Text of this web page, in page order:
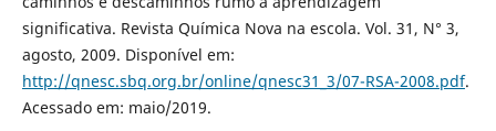
significativa. Revista Química Nova na escola. Vol. 31, N° 3,
agosto, 2009. Disponível em:
http://qnesc.sbq.org.br/online/qnesc31_3/07-RSA-2008.pdf.
Acessado em: maio/2019.